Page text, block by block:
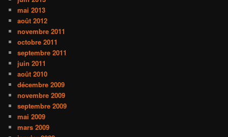
mai 2013
août 2012
novembre 2011
octobre 2011
septembre 2011
juin 2011
août 2010
décembre 2009
novembre 2009
septembre 2009
mai 2009
mars 2009